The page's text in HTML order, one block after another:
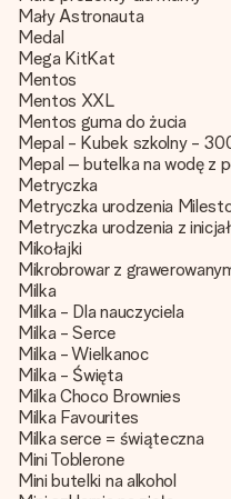
Mały Astronauta
Medal
Mega KitKat
Mentos
Mentos XXL
Mentos guma do żucia
Mepal - Kubek szkolny -
Mepal – butelka na wodę z
Metryczka
Metryczka urodzenia
Metryczka urodzenia z
Mikołajki
Mikrobrowar z
Milka
Milka - Dla nauczyciela
Milka - Serce
Milka - Wielkanoc
Milka - Święta
Milka Choco Brownies
Milka Favourites
Milka serce = świąteczna
Mini Toblerone
Mini butelki na alkohol